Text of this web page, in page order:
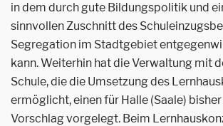
in dem durch gute Bildungspolitik und
sinnvollen Zuschnitt des
Segregation im Stadtgebiet
kann. Weiterhin hat die Verwaltung mit
Schule, die die Umsetzung des
ermöglicht, einen für Halle (Saale)
Vorschlag vorgelegt. Beim